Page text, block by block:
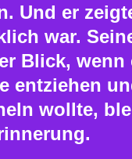
Und er
war.
Blick, wenn
entziehen
wollte,